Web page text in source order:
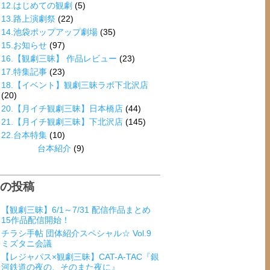
12.はじめての観劇 (5)
13.路上演劇祭 (22)
14.池袋ポップアップ劇場 (35)
15.お知らせ (97)
16.【観劇三昧】 作品レビュー (23)
17.特集記事 (23)
18.【イベント】観劇三昧ラボ下北沢店
(20)
20.【月イチ観劇三昧】日本橋店 (44)
21.【月イチ観劇三昧】下北沢店 (145)
22.台本特集 (10)
台本紹介 (9)
投稿
【観劇三昧】6/1～7/31 配信作品まとめ
15作品配信開始！
チラシ手帖 団体紹介スペシャル☆ Vol.9
ミズタニ会議
【レジャパス×観劇三昧】CAT-A-TAC『銀
河鉄道の夜の、そのまた夜に』